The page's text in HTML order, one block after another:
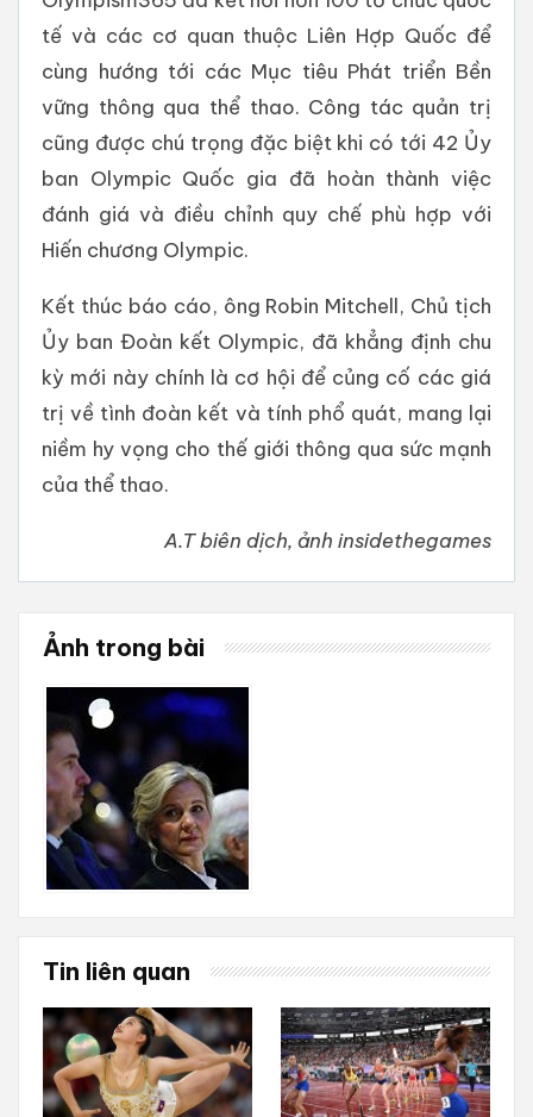
tế và các cơ quan thuộc Liên Hợp Quốc để
cùng hướng tới các Mục tiêu Phát triển Bền
vững thông qua thể thao. Công tác quản trị
cũng được chú trọng đặc biệt khi có tới 42 Ủy
ban Olympic Quốc gia đã hoàn thành việc
đánh giá và điều chỉnh quy chế phù hợp với
Hiến chương Olympic.
Kết thúc báo cáo, ông Robin Mitchell, Chủ tịch
Ủy ban Đoàn kết Olympic, đã khẳng định chu
kỳ mới này chính là cơ hội để củng cố các giá
trị về tình đoàn kết và tính phổ quát, mang lại
niềm hy vọng cho thế giới thông qua sức mạnh
của thể thao.
A.T biên dịch, ảnh insidethegames
Ảnh trong bài
Tin liên quan